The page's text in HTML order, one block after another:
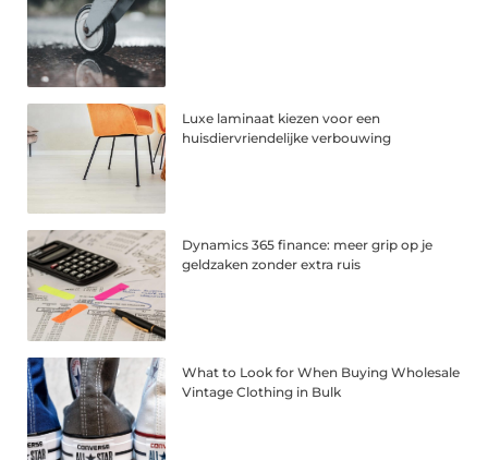
Luxe laminaat kiezen voor een
huisdiervriendelijke verbouwing
Dynamics 365 finance: meer grip op je
geldzaken zonder extra ruis
What to Look for When Buying Wholesale
Vintage Clothing in Bulk